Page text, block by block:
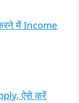
में Income
ऐसे करें